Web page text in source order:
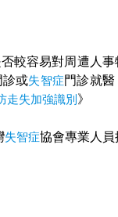
較容易對周遭人事
診或失智症門診就醫
走失加強識別 》
失智症協會專業人員